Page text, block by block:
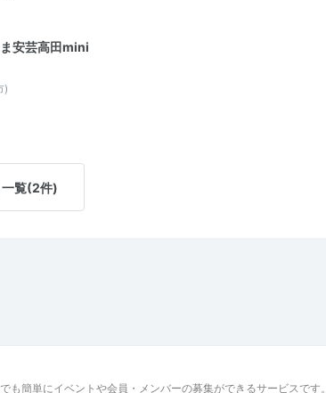
安芸高田mini
)
一覧(2件)
も簡単にイベントや会員・メンバーの募集ができるサービスです。